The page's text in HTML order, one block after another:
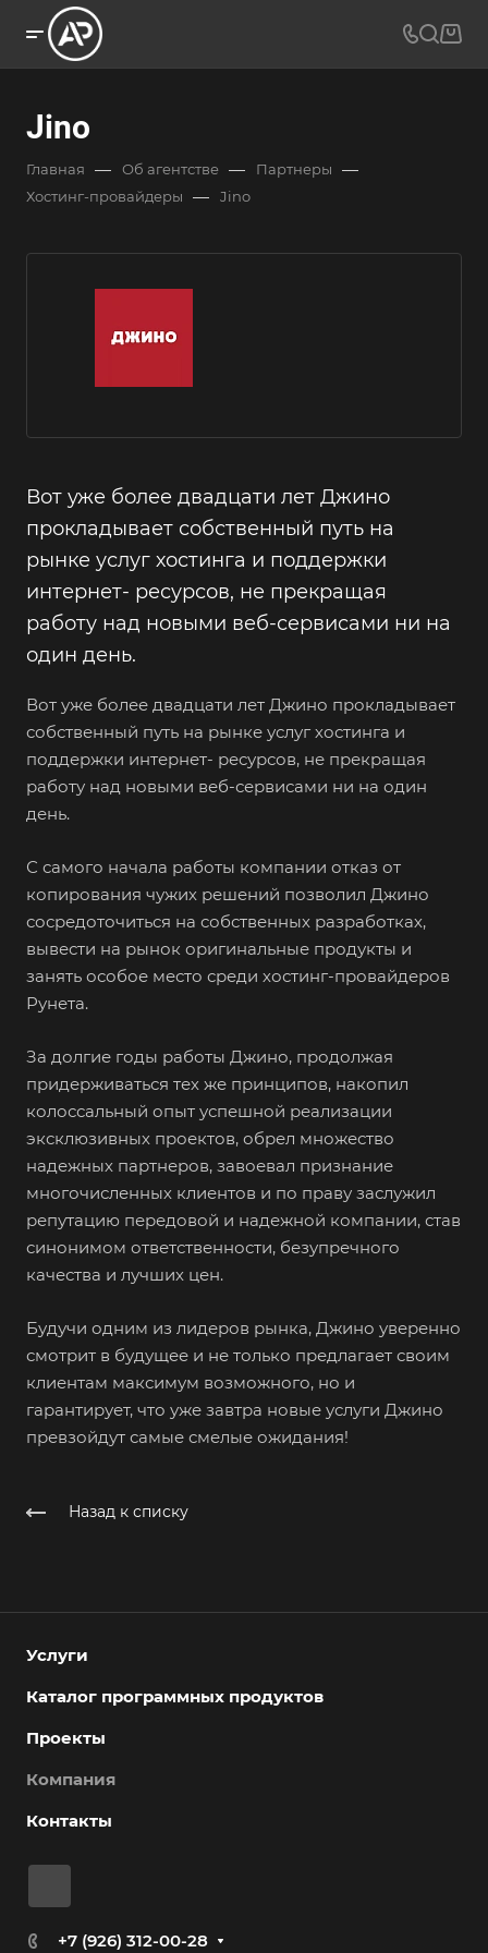
Jino
Главная — Об агентстве — Партнеры —
Хостинг-провайдеры — Jino
Вот уже более двадцати лет Джино
прокладывает собственный путь на
рынке услуг хостинга и поддержки
интернет- ресурсов, не прекращая
работу над новыми веб-сервисами ни на
один день.
Вот уже более двадцати лет Джино прокладывает
собственный путь на рынке услуг хостинга и
поддержки интернет- ресурсов, не прекращая
работу над новыми веб-сервисами ни на один
день.
С самого начала работы компании отказ от
копирования чужих решений позволил Джино
сосредоточиться на собственных разработках,
вывести на рынок оригинальные продукты и
занять особое место среди хостинг-провайдеров
Рунета.
За долгие годы работы Джино, продолжая
придерживаться тех же принципов, накопил
колоссальный опыт успешной реализации
эксклюзивных проектов, обрел множество
надежных партнеров, завоевал признание
многочисленных клиентов и по праву заслужил
репутацию передовой и надежной компании, став
синонимом ответственности, безупречного
качества и лучших цен.
Будучи одним из лидеров рынка, Джино уверенно
смотрит в будущее и не только предлагает своим
клиентам максимум возможного, но и
гарантирует, что уже завтра новые услуги Джино
превзойдут самые смелые ожидания!
Назад к списку
Услуги
Каталог программных продуктов
Проекты
Компания
Контакты
+7 (926) 312-00-28